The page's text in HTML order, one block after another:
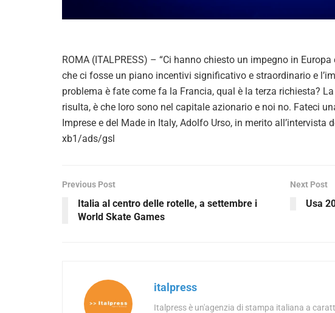
V
d
e
o
ROMA (ITALPRESS) – “Ci hanno chiesto un impegno in
che ci fosse un piano incentivi significativo e straordinario e
problema è fate come fa la Francia, qual è la terza richiesta?
risulta, è che loro sono nel capitale azionario e noi no. Fateci
Imprese e del Made in Italy, Adolfo Urso, in merito all’intervista
xb1/ads/gsl
Previous Post
Italia al centro delle rotelle, a settembre i
World Skate Games
Next Post
Usa
italpress
Italpress è un'agenzia di stampa italiana a